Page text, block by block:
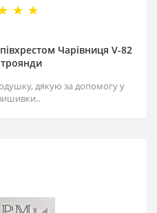
Чарівниця V-82
дякую за допомогу у